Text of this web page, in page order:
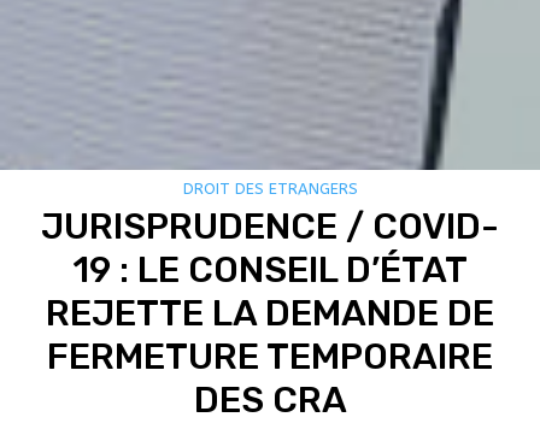
DROIT DES ETRANGERS
JURISPRUDENCE / COVID-
19 : LE CONSEIL D’ÉTAT
REJETTE LA DEMANDE DE
FERMETURE TEMPORAIRE
DES CRA